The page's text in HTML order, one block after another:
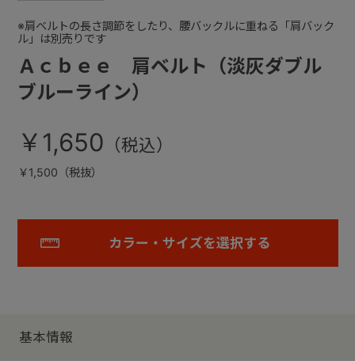
Ａｃｂｅｅ 肩ベルト（淡灰ダブル
ブルーライン）
※肩ベルトの長さ調節をしたり、腰バックルに重ねる「肩バック
ル」は別売りです
￥1,650
￥1,500（税抜）
カラー・サイズを選択する
基本情報